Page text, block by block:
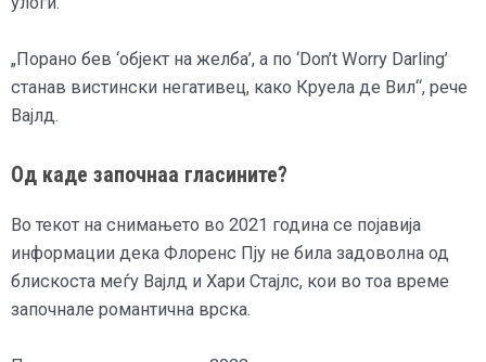
„Порано бев ‘објект на желба’, а по ‘Don’t Worry Darling’
станав вистински негативец, како Круела де Вил“, рече
Вајлд.
Од каде започнаа гласините?
Во текот на снимањето во 2021 година се појавија
информации дека Флоренс Пју не била задоволна од
блискоста меѓу Вајлд и Хари Стајлс, кои во тоа време
започнале романтична врска.